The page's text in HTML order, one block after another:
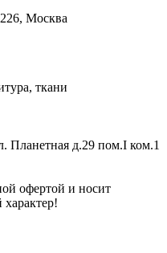
Москва
ткани
Планетная д.29 пом.I ком.1
офертой и носит